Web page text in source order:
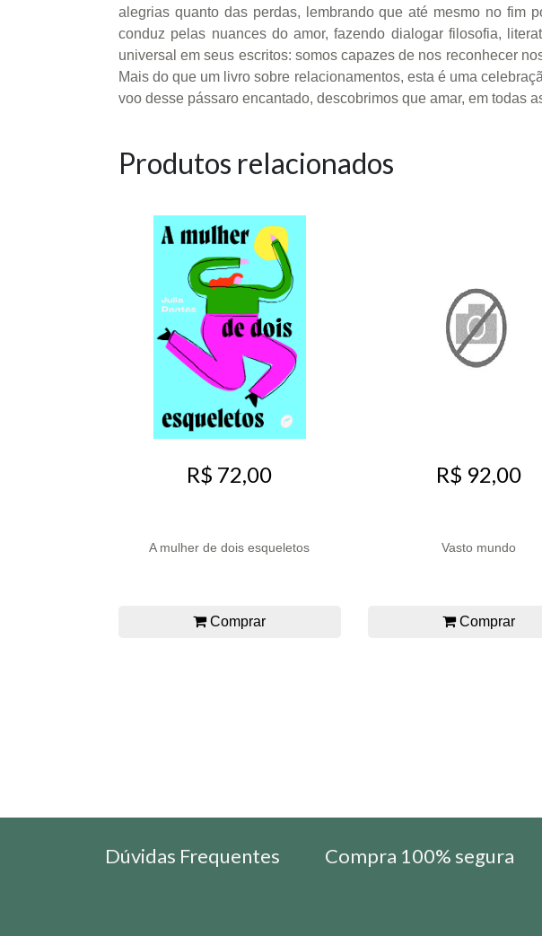
alegrias quanto das perdas, lembrando que até mesmo no fim
conduz pelas nuances do amor, fazendo dialogar filosofia,
universal em seus escritos: somos capazes de nos reconhecer
Mais do que um livro sobre relacionamentos, esta é uma
voo desse pássaro encantado, descobrimos que amar, em todas
Produtos relacionados
R$ 72,00
A mulher de dois esqueletos
Comprar
R$ 92,00
Vasto mundo
Comprar
Dúvidas Frequentes Compra 100% segura